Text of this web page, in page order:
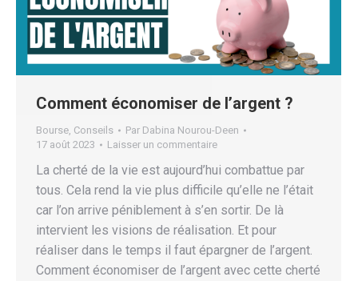
Comment économiser de l’argent ?
Bourse Conseils Par Dabina Nourou-Deen
17 août 2023
Laisser un commentaire
La cherté de la vie est aujourd’hui combattue par
tous. Cela rend la vie plus difficile qu’elle ne l’était
car l’on arrive péniblement à s’en sortir. De là
intervient les visions de réalisation. Et pour
réaliser dans le temps il faut épargner de l’argent.
Comment économiser de l’argent avec cette cherté